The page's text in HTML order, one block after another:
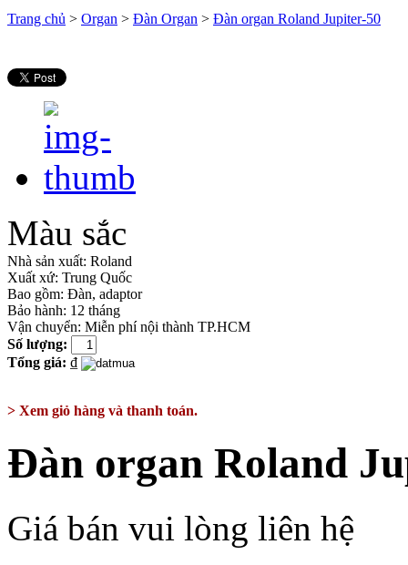
Trang chủ > Organ > Đàn Organ > Đàn organ Roland Jupiter-50
Màu sắc
Nhà sản xuất: Roland
Xuất xứ: Trung Quốc
Bao gồm: Đàn, adaptor
Bảo hành: 12 tháng
Vận chuyển: Miễn phí nội thành TP.HCM
Số lượng:
Tổng giá: ₫
> Xem giỏ hàng và thanh toán.
Đàn organ Roland
Giá bán vui lòng liên hệ